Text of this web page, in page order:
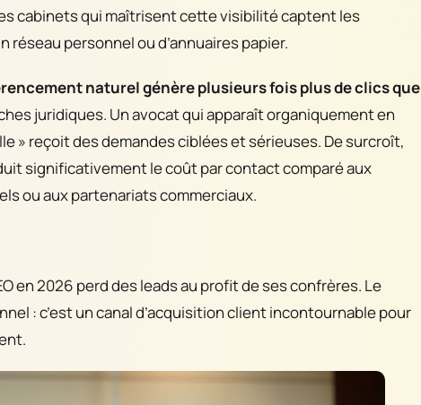
cabinets qui maîtrisent cette visibilité captent les
réseau personnel ou d’annuaires papier.
naturel génère plusieurs fois plus de clics que
juridiques. Un avocat qui apparaît organiquement en
» reçoit des demandes ciblées et sérieuses. De surcroît,
significativement le coût par contact comparé aux
ou aux partenariats commerciaux.
en 2026 perd des leads au profit de ses confrères. Le
: c’est un canal d’acquisition client incontournable pour